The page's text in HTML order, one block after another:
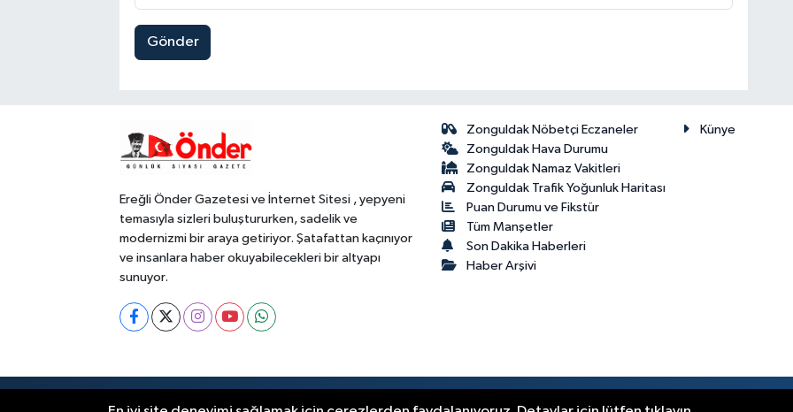
Gönder
Ereğli Önder Gazetesi ve İnternet Sitesi , yepyeni
temasıyla sizleri buluştururken, sadelik ve
modernizmi bir araya getiriyor. Şatafattan kaçınıyor
ve insanlara haber okuyabilecekleri bir altyapı
sunuyor.
Zonguldak Nöbetçi Eczaneler
Zonguldak Hava Durumu
Zonguldak Namaz Vakitleri
Zonguldak Trafik Yoğunluk Haritası
Puan Durumu ve Fikstür
Tüm Manşetler
Son Dakika Haberleri
Haber Arşivi
Künye
RSS Copyright © 2023. Her hakkı saklıdır.